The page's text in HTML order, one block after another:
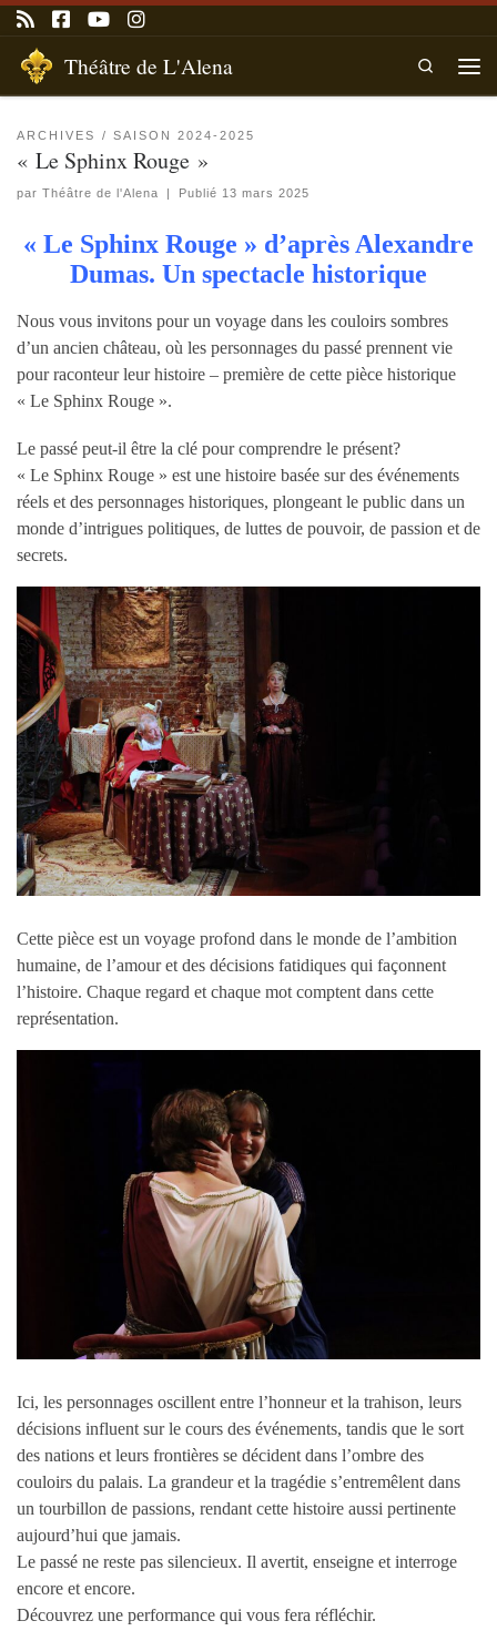
Passer au contenu
Théâtre de L'Alena
Search
ARCHIVES SAISON 2024-2025
« Le Sphinx Rouge »
par Théâtre de l'Alena | Publié 13 mars 2025
« Le Sphinx Rouge » d’après Alexandre
Dumas. Un spectacle historique
Nous vous invitons pour un voyage dans les couloirs sombres
d’un ancien château, où les personnages du passé prennent vie
pour raconteur leur histoire – première de cette pièce historique
« Le Sphinx Rouge ».
Le passé peut-il être la clé pour comprendre le présent?
« Le Sphinx Rouge » est une histoire basée sur des événements
réels et des personnages historiques, plongeant le public dans un
monde d’intrigues politiques, de luttes de pouvoir, de passion et de
secrets.
Cette pièce est un voyage profond dans le monde de l’ambition
humaine, de l’amour et des décisions fatidiques qui façonnent
l’histoire. Chaque regard et chaque mot comptent dans cette
représentation.
Ici, les personnages oscillent entre l’honneur et la trahison, leurs
décisions influent sur le cours des événements, tandis que le sort
des nations et leurs frontières se décident dans l’ombre des
couloirs du palais. La grandeur et la tragédie s’entremêlent dans
un tourbillon de passions, rendant cette histoire aussi pertinente
aujourd’hui que jamais.
Le passé ne reste pas silencieux. Il avertit, enseigne et interroge
encore et encore.
Découvrez une performance qui vous fera réfléchir.